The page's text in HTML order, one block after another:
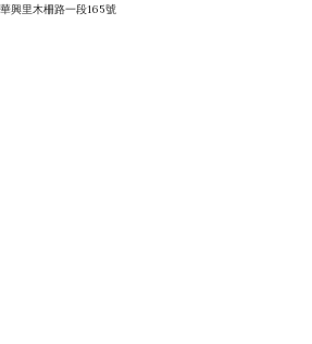
興里木柵路一段165號